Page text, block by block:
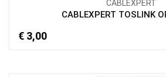
CABLEXPERT
CABLEXPERT TOSLINK
€ 3,00